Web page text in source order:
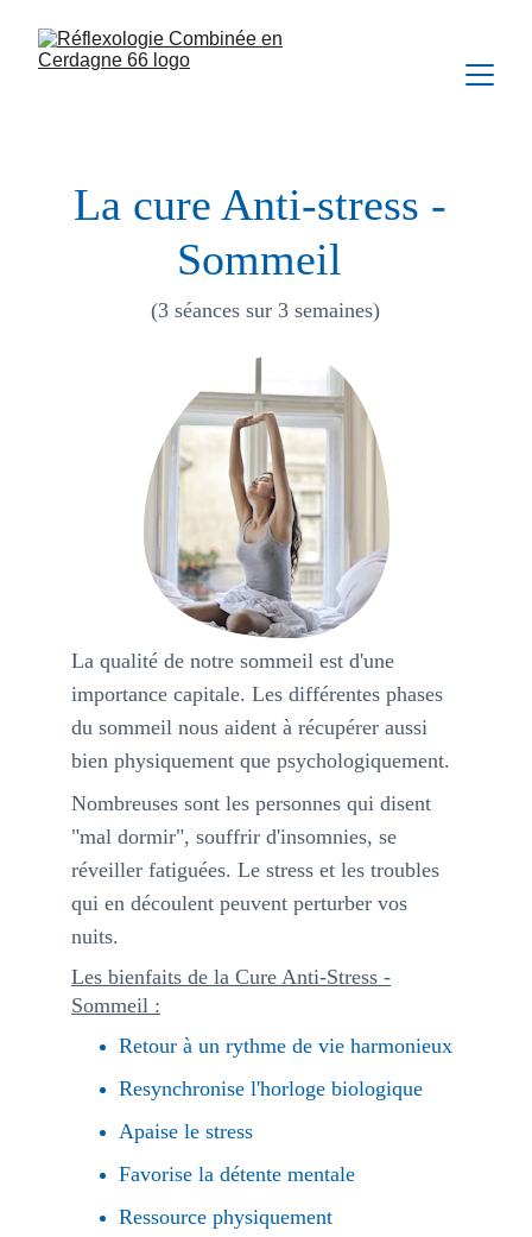
La cure Anti-stress -
Sommeil
(3 séances sur 3 semaines)
La qualité de notre sommeil est d'une
importance capitale. Les différentes phases
du sommeil nous aident à récupérer aussi
bien physiquement que psychologiquement.
Nombreuses sont les personnes qui disent
"mal dormir", souffrir d'insomnies, se
réveiller fatiguées. Le stress et les troubles
qui en découlent peuvent perturber vos
nuits.
Les bienfaits de la Cure Anti-Stress -
Sommeil :
Retour à un rythme de vie harmonieux
Resynchronise l'horloge biologique
Apaise le stress
Favorise la détente mentale
Ressource physiquement